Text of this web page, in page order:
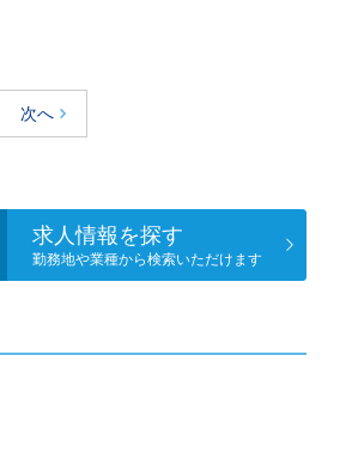
次へ
求人情報を探す
勤務地や業種から検索いただけます